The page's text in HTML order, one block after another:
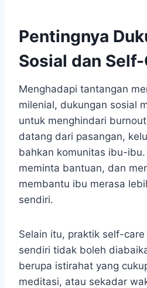
Pentingnya
Sosial dan
Menghadapi tantangan
milenial, dukungan sosial
untuk menghindari
datang dari pasangan,
bahkan komunitas ibu-
meminta bantuan, dan
membantu ibu merasa
sendiri.
Selain itu, praktik self-
sendiri tidak boleh
berupa istirahat yang
meditasi, atau sekadar